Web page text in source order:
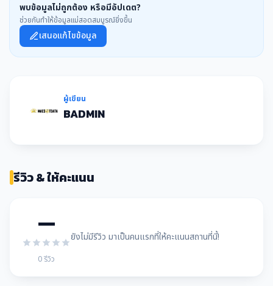
พบข้อมูลไม่ถูกต้อง หรือมีอัปเดต?
ช่วยกันทำให้ข้อมูลแม่สอดสมบูรณ์ยิ่งขึ้น
เสนอแก้ไขข้อมูล
ผู้เขียน
BADMIN
รีวิว & ให้คะแนน
—
0 รีวิว
ยังไม่มีรีวิว มาเป็นคนแรกที่ให้คะแนนสถานที่นี้!